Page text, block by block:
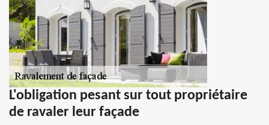
L'obligation pesant sur tout propriétaire
de ravaler leur façade